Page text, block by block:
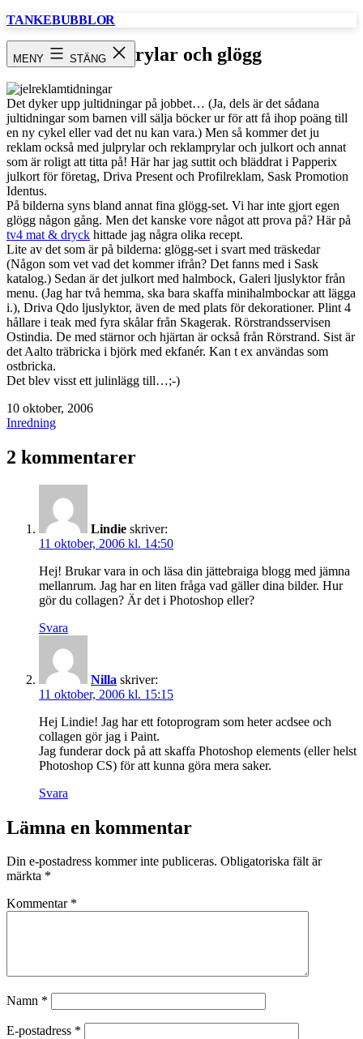
Hoppa
TANKEBUBBLOR
MENY STÄNGjulprylar och glögg
Det dyker upp jultidningar på jobbet… (Ja, dels är det sådana
jultidningar som barnen vill sälja böcker ur för att få ihop poäng till
en ny cykel eller vad det nu kan vara.) Men så kommer det ju
reklam också med julprylar och reklamprylar och julkort och annat
som är roligt att titta på! Här har jag suttit och bläddrat i Papperix
julkort för företag, Driva Present och Profilreklam, Sask Promotion
Identus.
På bilderna syns bland annat fina glögg-set. Vi har inte gjort egen
glögg någon gång. Men det kanske vore något att prova på? Här på
tv4 mat & dryck hittade jag några olika recept.
Lite av det som är på bilderna: glögg-set i svart med träskedar
(Någon som vet vad det kommer ifrån? Det fanns med i Sask
katalog.) Sedan är det julkort med halmbock, Galeri ljuslyktor från
menu. (Jag har två hemma, ska bara skaffa minihalmbockar att lägga
i.), Driva Qdo ljuslyktor, även de med plats för dekorationer. Plint 4
hållare i teak med fyra skålar från Skagerak. Rörstrandsservisen
Ostindia. De med stärnor och hjärtan är också från Rörstrand. Sist är
det Aalto träbricka i björk med ekfanér. Kan t ex användas som
ostbricka.
Det blev visst ett julinlägg till…;-)
Publicerat
den
10 oktober, 2006
Kategoriserat
Inredning
2 kommentarer
Lindie skriver:
11 oktober, 2006 kl. 14:50
Hej! Brukar vara in och läsa din jättebraiga blogg med jämna
mellanrum. Jag har en liten fråga vad gäller dina bilder. Hur
gör du collagen? Är det i Photoshop eller?
Svara
Nilla skriver:
11 oktober, 2006 kl. 15:15
Hej Lindie! Jag har ett fotoprogram som heter acdsee och
collagen gör jag i Paint.
Jag funderar dock på att skaffa Photoshop elements (eller helst
Photoshop CS) för att kunna göra mera saker.
Svara
Lämna en kommentar
Din e-postadress kommer inte publiceras. Obligatoriska fält är
märkta *
Kommentar *
Namn *
E-postadress *